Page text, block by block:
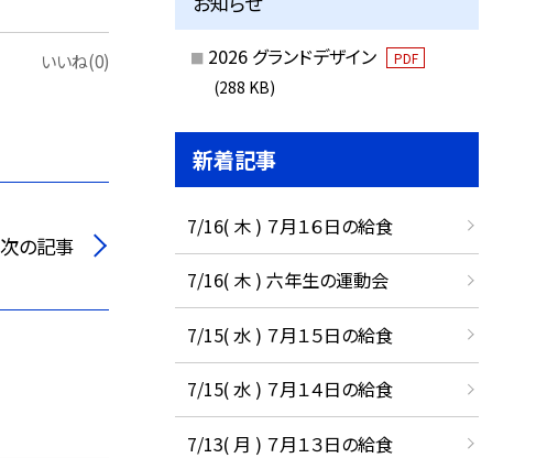
いいね(0)
次の記事
2026 グランドデザイン PDF
(288 KB)
新着記事
7/16( 木 ) ７月１６日の給食
7/16( 木 ) 六年生の運動会
7/15( 水 ) ７月１５日の給食
7/15( 水 ) ７月１４日の給食
7/13( 月 ) ７月１３日の給食